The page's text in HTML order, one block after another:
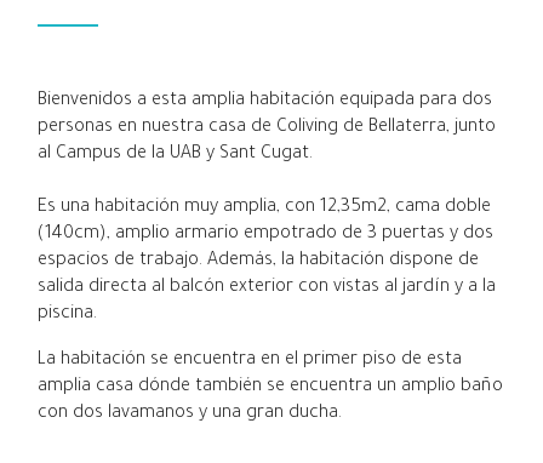
Bienvenidos a esta amplia habitación equipada para dos
personas en nuestra casa de Coliving de Bellaterra, junto
al Campus de la UAB y Sant Cugat.
Es una habitación muy amplia, con 12,35m2, cama doble
(140cm), amplio armario empotrado de 3 puertas y dos
espacios de trabajo. Además, la habitación dispone de
salida directa al balcón exterior con vistas al jardín y a la
piscina.
La habitación se encuentra en el primer piso de esta
amplia casa dónde también se encuentra un amplio baño
con dos lavamanos y una gran ducha.